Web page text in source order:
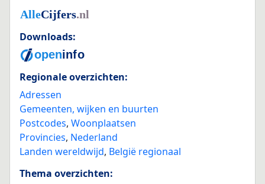
Downloads:
Regionale overzichten:
Adressen
Gemeenten, wijken en buurten
Postcodes, Woonplaatsen
Provincies, Nederland
Landen wereldwijd, België regionaal
Thema overzichten: